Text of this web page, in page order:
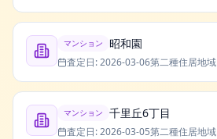
マンション 昭和園
査定日:2026-03-06第二種住居地域
マンション 千里丘6丁目
査定日:2026-03-05第二種住居地域